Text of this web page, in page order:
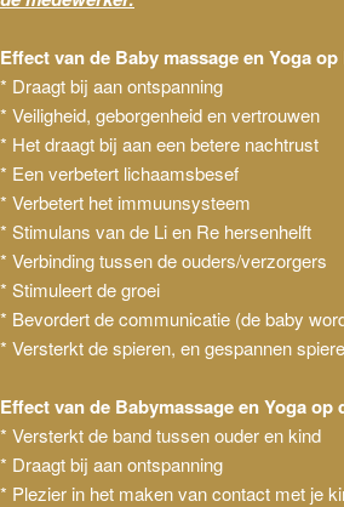
Effect van de Baby massage en Yoga
* Draagt bij aan ontspanning
* Veiligheid, geborgenheid en vertrouwen
* Het draagt bij aan een betere nachtrust
* Een verbetert lichaamsbesef
* Verbetert het immuunsysteem
* Stimulans van de Li en Re hersenhelft
* Verbinding tussen de ouders/verzorgers
* Stimuleert de groei
* Bevordert de communicatie (de baby
* Versterkt de spieren, en gespannen
Effect van de Babymassage en Yoga op
* Versterkt de band tussen ouder en kind
* Draagt bij aan ontspanning
* Plezier in het maken van contact met je